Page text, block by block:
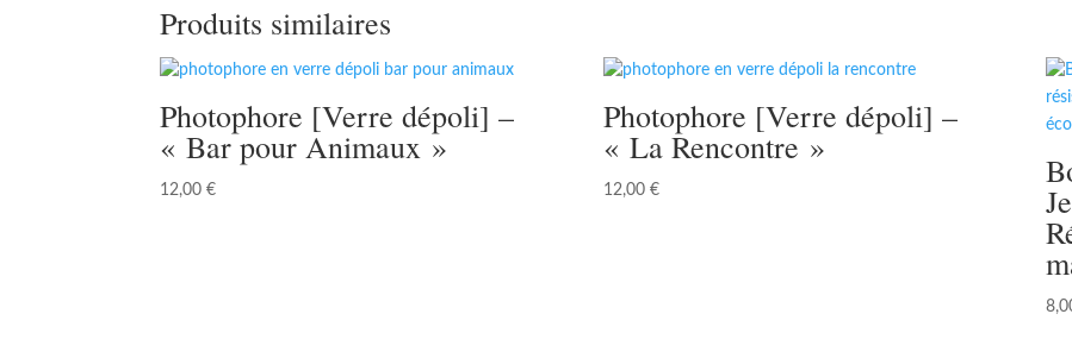
Produits similaires
Photophore [Verre dépoli] –
« Bar pour Animaux »
12,00€
Photophore [Verre dépoli] –
« La Rencontre »
12,00 €